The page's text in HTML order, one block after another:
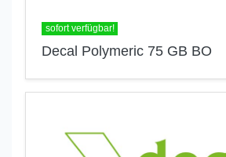
sofort verfügbar!
Decal Polymeric 75 GB BO